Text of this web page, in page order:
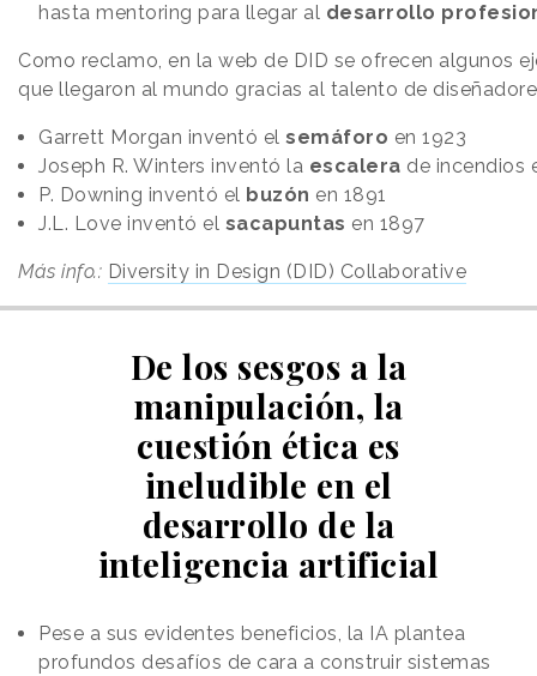
hasta mentoring para llegar al desarrollo
Como reclamo, en la web de DID se ofrecen algunos
que llegaron al mundo gracias al talento de
Garrett Morgan inventó el semáforo en 1923
Joseph R. Winters inventó la escalera de incendios
P. Downing inventó el buzón en 1891
J.L. Love inventó el sacapuntas en 1897
Más info.: Diversity in Design (DID) Collaborative
De los sesgos a la
manipulación, la
cuestión ética es
ineludible en el
desarrollo de la
inteligencia artificial
Pese a sus evidentes beneficios, la IA plantea
profundos desafíos de cara a construir sistemas